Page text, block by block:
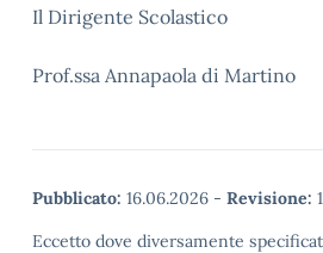
Il Dirigente Scolastico
Prof.ssa Annapaola di Martino
Pubblicato: 16.06.2026 - Revisione:
Eccetto dove diversamente